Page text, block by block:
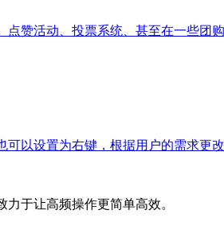
赞活动、投票系统、甚至在一些团
以设置为右键，根据用户的需求更
于让高频操作更简单高效。